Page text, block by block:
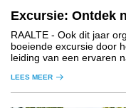
Excursie: Ontdek
RAALTE - Ook dit jaar
boeiende excursie door
leiding van een ervaren
LEES MEER